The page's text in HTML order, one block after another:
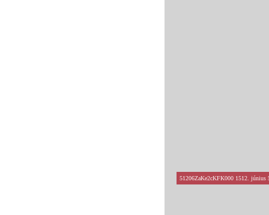
51206ZaKe2cKFK000 1512.